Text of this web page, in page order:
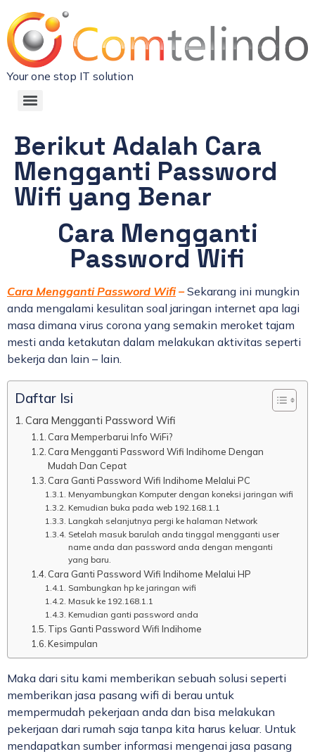
Your one stop IT solution
Berikut Adalah Cara
Mengganti Password
Wifi yang Benar
Cara Mengganti
Password Wifi
Cara Mengganti Password Wifi– Sekarang ini mungkin
anda mengalami kesulitan soal jaringan internet apa lagi
masa dimana virus corona yang semakin meroket tajam
mesti anda ketakutan dalam melakukan aktivitas seperti
bekerja dan lain – lain.
Daftar Isi
Cara Mengganti Password Wifi
Cara Memperbarui Info WiFi?
Cara Mengganti Password Wifi Indihome Dengan
Mudah Dan Cepat
Cara Ganti Password Wifi Indihome Melalui PC
Menyambungkan Komputer dengan koneksi jaringan wifi
Kemudian buka pada web 192.168.1.1
Langkah selanjutnya pergi ke halaman Network
Setelah masuk barulah anda tinggal mengganti user
name anda dan password anda dengan menganti
yang baru.
Cara Ganti Password Wifi Indihome Melalui HP
Sambungkan hp ke jaringan wifi
Masuk ke 192.168.1.1
Kemudian ganti password anda
Tips Ganti Password Wifi Indihome
Kesimpulan
Maka dari situ kami memberikan sebuah solusi seperti
memberikan jasa pasang wifi di berau untuk
mempermudah pekerjaan anda dan bisa melakukan
pekerjaan dari rumah saja tanpa kita harus keluar. Untuk
mendapatkan sumber informasi mengenai jasa pasang